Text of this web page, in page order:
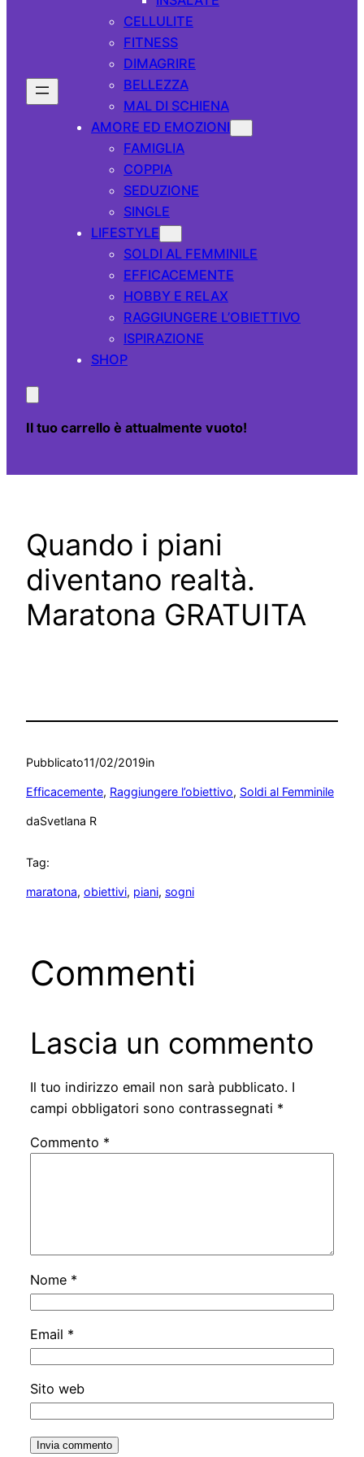
CELLULITE
FITNESS
DIMAGRIRE
BELLEZZA
MAL DI SCHIENA
AMORE ED EMOZIONI
FAMIGLIA
COPPIA
SEDUZIONE
SINGLE
LIFESTYLE
SOLDI AL FEMMINILE
EFFICACEMENTE
HOBBY E RELAX
RAGGIUNGERE L’OBIETTIVO
ISPIRAZIONE
SHOP
Il tuo carrello è attualmente vuoto!
Quando i piani
diventano realtà.
Maratona GRATUITA
Pubblicato11/02/2019in
Efficacemente, Raggiungere l’obiettivo, Soldi al Femminile
daSvetlana R
Tag:
maratona, obiettivi, piani, sogni
Commenti
Lascia un commento
Il tuo indirizzo email non sarà pubblicato. I
campi obbligatori sono contrassegnati *
Commento *
Nome *
Email *
Sito web